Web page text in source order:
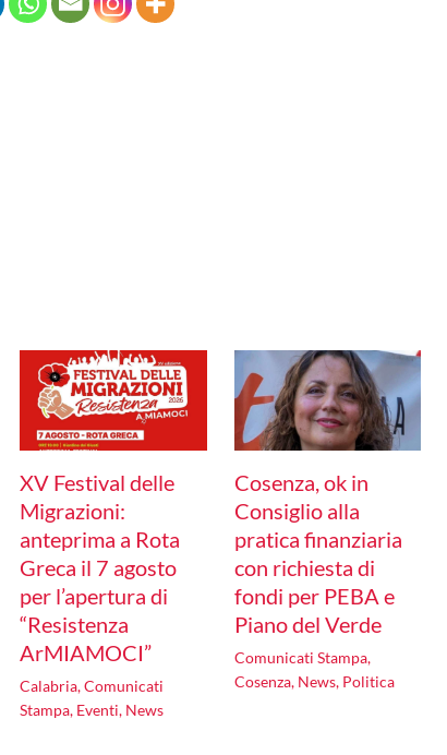
XV Festival delle
Migrazioni:
anteprima a Rota
Greca il 7 agosto
per l’apertura di
“Resistenza
ArMIAMOCI”
Calabria,Comunicati
Stampa, Eventi, News
Cosenza, ok in
Consiglio alla
pratica finanziaria
con richiesta di
fondi per PEBA e
Piano del Verde
Comunicati Stampa,
Cosenza, News, Politica